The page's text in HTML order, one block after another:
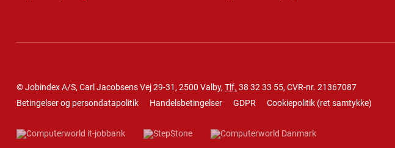
© Jobindex A/S, Carl Jacobsens Vej 29-31, 2500 Valby, Tlf. 38 32 33 55, CVR-nr. 21367087
Betingelser og persondatapolitik
Handelsbetingelser GDPR Cookiepolitik (ret samtykke)